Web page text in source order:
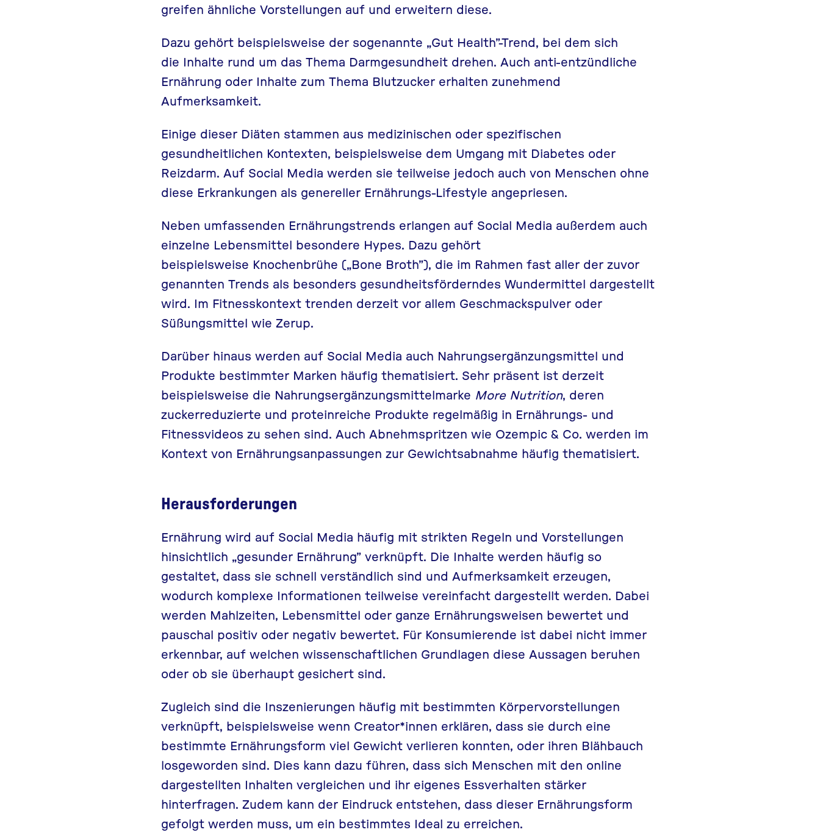
greifen ähnliche Vorstellungen auf und erweitern diese.
Dazu gehört beispielsweise der sogenannte „Gut Health”-Trend, bei dem sich
die Inhalte rund um das Thema Darmgesundheit drehen. Auch anti-entzündliche
Ernährung oder Inhalte zum Thema Blutzucker erhalten zunehmend
Aufmerksamkeit.
Einige dieser Diäten stammen aus medizinischen oder spezifischen
gesundheitlichen Kontexten, beispielsweise dem Umgang mit Diabetes oder
Reizdarm. Auf Social Media werden sie teilweise jedoch auch von Menschen ohne
diese Erkrankungen als genereller Ernährungs-Lifestyle angepriesen.
Neben umfassenden Ernährungstrends erlangen auf Social Media außerdem auch
einzelne Lebensmittel besondere Hypes. Dazu gehört
beispielsweise Knochenbrühe („Bone Broth”), die im Rahmen fast aller der zuvor
genannten Trends als besonders gesundheitsförderndes Wundermittel dargestellt
wird. Im Fitnesskontext trenden derzeit vor allem Geschmackspulver oder
Süßungsmittel wie Zerup.
Darüber hinaus werden auf Social Media auch Nahrungsergänzungsmittel und
Produkte bestimmter Marken häufig thematisiert. Sehr präsent ist derzeit
beispielsweise die Nahrungsergänzungsmittelmarke More Nutrition, deren
zuckerreduzierte und proteinreiche Produkte regelmäßig in Ernährungs- und
Fitnessvideos zu sehen sind. Auch Abnehmspritzen wie Ozempic & Co. werden im
Kontext von Ernährungsanpassungen zur Gewichtsabnahme häufig thematisiert.
Herausforderungen
Ernährung wird auf Social Media häufig mit strikten Regeln und Vorstellungen
hinsichtlich „gesunder Ernährung” verknüpft. Die Inhalte werden häufig so
gestaltet, dass sie schnell verständlich sind und Aufmerksamkeit erzeugen,
wodurch komplexe Informationen teilweise vereinfacht dargestellt werden. Dabei
werden Mahlzeiten, Lebensmittel oder ganze Ernährungsweisen bewertet und
pauschal positiv oder negativ bewertet. Für Konsumierende ist dabei nicht immer
erkennbar, auf welchen wissenschaftlichen Grundlagen diese Aussagen beruhen
oder ob sie überhaupt gesichert sind.
Zugleich sind die Inszenierungen häufig mit bestimmten Körpervorstellungen
verknüpft, beispielsweise wenn Creator*innen erklären, dass sie durch eine
bestimmte Ernährungsform viel Gewicht verlieren konnten, oder ihren Blähbauch
losgeworden sind. Dies kann dazu führen, dass sich Menschen mit den online
dargestellten Inhalten vergleichen und ihr eigenes Essverhalten stärker
hinterfragen. Zudem kann der Eindruck entstehen, dass dieser Ernährungsform
gefolgt werden muss, um ein bestimmtes Ideal zu erreichen.